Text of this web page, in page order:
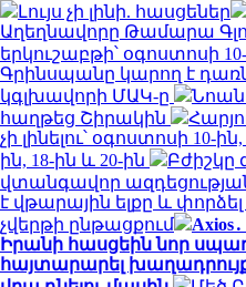
Լույս չի լինի. հասցեներ
Աղեղնավորը Թամարա
երկուշաբթի՝ օգոստոսի
Գրինսպանը կարող է
կգլխավորի ՄԱԿ-ը
հաղթեց Շիրակին
չի լինելու՝ օգոստոսի 10-
ին, 18-ին և 20-ին
Բժիշկը
վտանգավոր
է վթարային ելքը և
չվերթի ընթացքում
Իրանի հասցեին նոր
հայտարարել